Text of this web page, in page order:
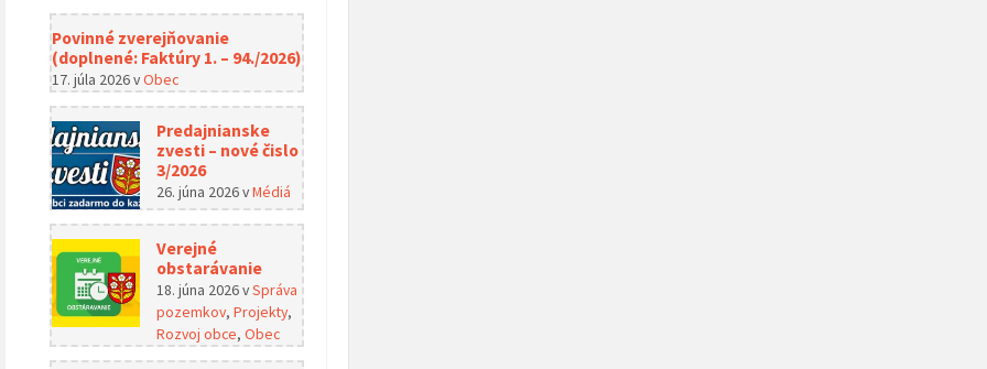
Povinné zverejňovanie
(doplnené: Faktúry 1. – 94./2026)
17. júla 2026vObec
Predajnianske
zvesti – nové čislo
3/2026
26. júna 2026vMédiá
Verejné
obstarávanie
18. júna 2026vSpráva
pozemkov, Projekty,
Rozvoj obce, Obec